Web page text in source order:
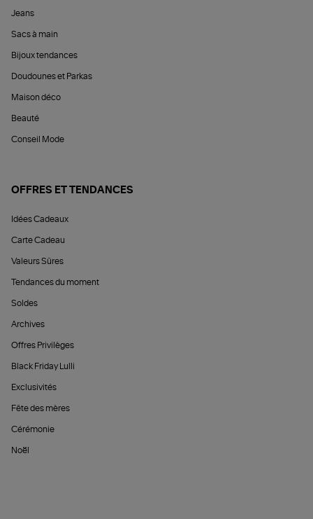
Jeans
Sacs à main
Bijoux tendances
Doudounes et Parkas
Maison déco
Beauté
Conseil Mode
OFFRES ET TENDANCES
Idées Cadeaux
Carte Cadeau
Valeurs Sûres
Tendances du moment
Soldes
Archives
Offres Privilèges
Black Friday Lulli
Exclusivités
Fête des mères
Cérémonie
Noël